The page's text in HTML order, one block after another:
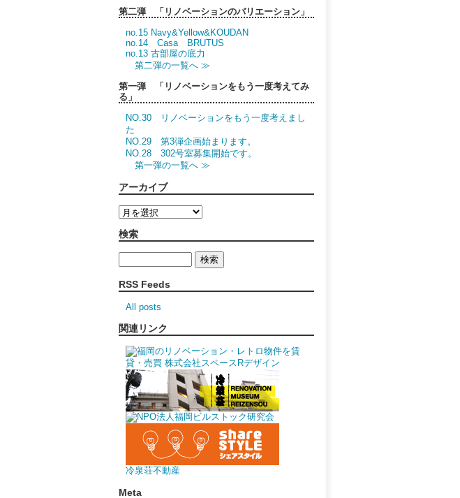
第二弾 「リノベーションのバリエーション」
no.15 Navy&Yellow&KOUDAN
no.14 Casa BRUTUS
no.13 古部屋の底力
第二弾の一覧へ ≫
第一弾 「リノベーションをもう一度考えてみ
る」
NO.30 リノベーションをもう一度考えまし
た
NO.29 第3弾企画始まります。
NO.28 302号室募集開始です。
第一弾の一覧へ ≫
アーカイブ
検索
RSS Feeds
All posts
関連リンク
冷泉荘不動産
Meta